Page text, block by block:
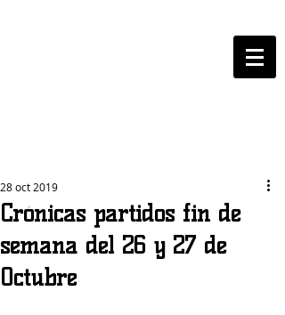
Crónicas partidos fin de
semana del 26 y 27 de
Octubre
28 oct 2019